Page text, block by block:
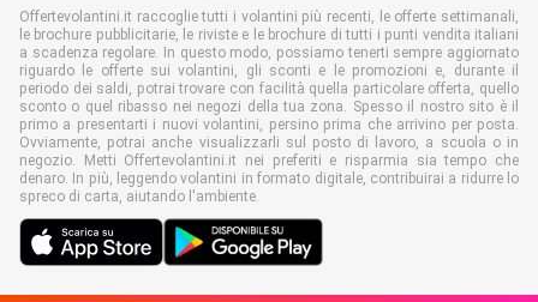
Offertevolantini.it raccoglie tutti i volantini più recenti, le offerte settimanali,
le brochure pubblicitarie, le riviste e le brochure di tutti i punti vendita italiani
a scadenza regolare. In questo modo, possiamo tenerti sempre aggiornato
riguardo le offerte sui volantini, gli sconti e le promozioni e, durante il
periodo dei saldi, potrai trovare con facilità quella particolare offerta, quello
sconto o quel ribasso nei negozi della tua zona. Spesso il nostro sito è il
primo a presentarti i nuovi volantini, persino prima che arrivino per posta.
Ovviamente, potrai anche visualizzarli sul posto di lavoro, a scuola o in
negozio. Metti Offertevolantini.it nei preferiti e risparmia sia tempo che
denaro. In più, leggendo volantini in formato digitale, contribuirai a ridurre lo
spreco di carta, aiutando l'ambiente.